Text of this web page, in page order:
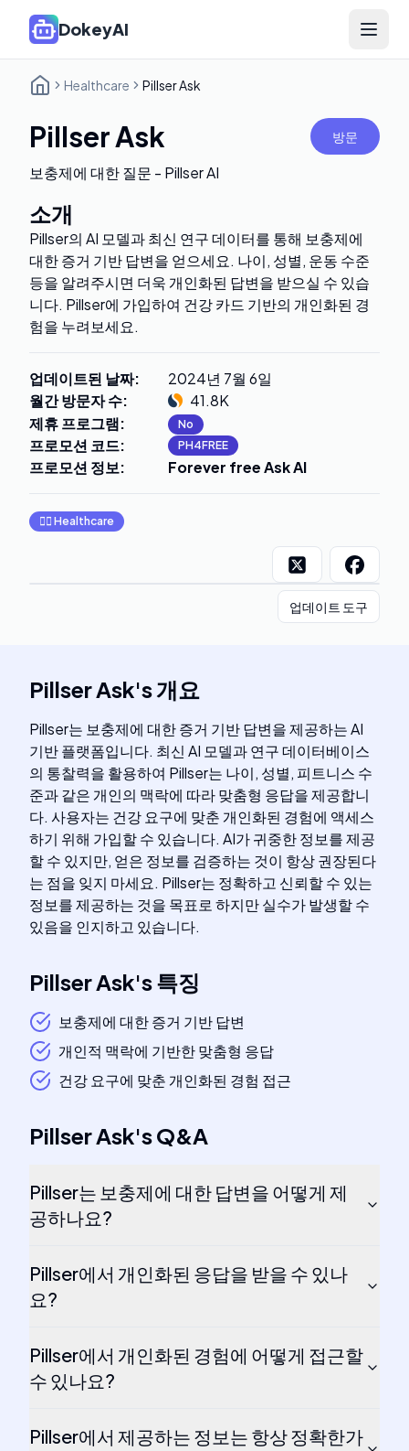
DokeyAI Open
Healthcare Pillser Ask
Pillser Ask 방문
보충제에 대한 질문 - Pillser AI
소개
Pillser의 AI 모델과 최신 연구 데이터를 통해 보충제에
대한 증거 기반 답변을 얻으세요. 나이, 성별, 운동 수준
등을 알려주시면 더욱 개인화된 답변을 받으실 수 있습
니다. Pillser에 가입하여 건강 카드 기반의 개인화된 경
험을 누려보세요.
업데이트된 날짜:
2024년 7월 6일
월간 방문자 수:
41.8K
제휴 프로그램: No
프로모션 코드: PH4FREE
프로모션 정보: Forever free Ask AI
👩‍⚕️ Healthcare
업데이트 도구
Pillser Ask's개요
Pillser는 보충제에 대한 증거 기반 답변을 제공하는 AI
기반 플랫폼입니다. 최신 AI 모델과 연구 데이터베이스
의 통찰력을 활용하여 Pillser는 나이, 성별, 피트니스 수
준과 같은 개인의 맥락에 따라 맞춤형 응답을 제공합니
다. 사용자는 건강 요구에 맞춘 개인화된 경험에 액세스
하기 위해 가입할 수 있습니다. AI가 귀중한 정보를 제공
할 수 있지만, 얻은 정보를 검증하는 것이 항상 권장된다
는 점을 잊지 마세요. Pillser는 정확하고 신뢰할 수 있는
정보를 제공하는 것을 목표로 하지만 실수가 발생할 수
있음을 인지하고 있습니다.
Pillser Ask's특징
보충제에 대한 증거 기반 답변
개인적 맥락에 기반한 맞춤형 응답
건강 요구에 맞춘 개인화된 경험 접근
Pillser Ask'sQ&A
Pillser는 보충제에 대한 답변을 어떻게 제
공하나요?
Pillser에서 개인화된 응답을 받을 수 있나
요?
Pillser에서 개인화된 경험에 어떻게 접근할
수 있나요?
Pillser에서 제공하는 정보는 항상 정확한가